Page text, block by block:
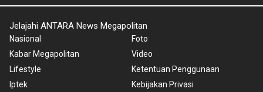
Selasa, 21 Juli 2026
Infografik